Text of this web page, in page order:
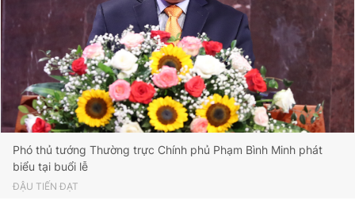
Phó thủ tướng Thường trực Chính phủ Phạm Bình Minh phát
biểu tại buổi lễ
ĐẬU TIẾN ĐẠT